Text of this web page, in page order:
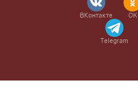
ВКонтакте OK
Telegram